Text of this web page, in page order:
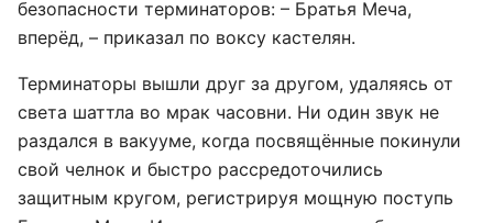
безопасности терминаторов: – Братья Меча,
вперёд, – приказал по воксу кастелян.
Терминаторы вышли друг за другом, удаляясь от
света шаттла во мрак часовни. Ни один звук не
раздался в вакууме, когда посвящённые покинули
свой челнок и быстро рассредоточились
защитным кругом, регистрируя мощную поступь